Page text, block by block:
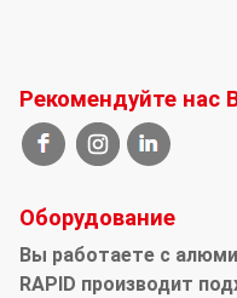
Рекомендуйте нас
Оборудование
Вы работаете с
RAPID производит